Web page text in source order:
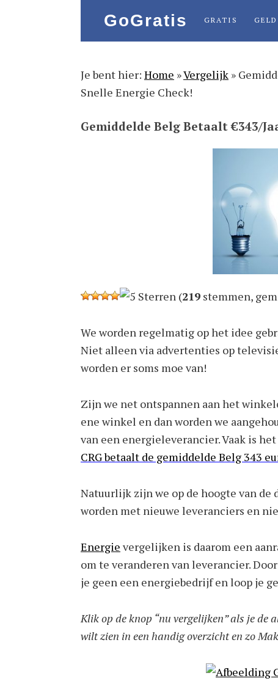
de
de
inhoud
de
sidebar
de
GRATIS
Je bent hier: Home »Vergelijk »
Snelle Energie Check!
Gemiddelde Belg Betaalt €343/
(219 stemmen,
We worden regelmatig op het idee
Niet alleen via advertenties op
worden er soms moe van!
Zijn we net ontspannen aan het
ene winkel en dan worden we
van een energieleverancier. Vaak is
CRG betaalt de gemiddelde Belg 343
Natuurlijk zijn we op de hoogte van de
worden met nieuwe leveranciers en
Energie vergelijken is daarom een
om te veranderen van leverancier.
je geen een energiebedrijf en loop je
Klik op de knop “nu vergelijken” als je de
wilt zien in een handig overzicht en zo